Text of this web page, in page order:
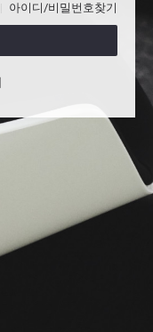
아이디/비밀번호찾기